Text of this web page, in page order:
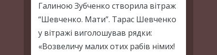
Галиною Зубченко створила вітраж
“Шевченко. Мати”. Тарас Шевченко
у вітражі виголошував рядки:
«Возвеличу малих отих рабів німих!